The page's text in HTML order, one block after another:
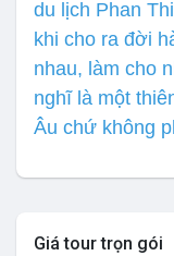
du lịch Phan
khi cho ra đời
nhau, làm cho
nghĩ là một
Âu chứ không
Giá tour trọn gói